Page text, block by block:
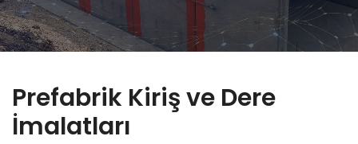
Prefabrik Kiriş ve Dere
İmalatları